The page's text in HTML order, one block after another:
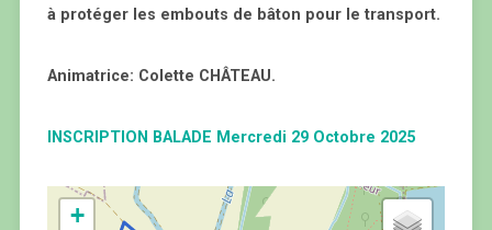
à protéger les embouts de bâton pour le transport.
Animatrice: Colette CHÂTEAU.
INSCRIPTION BALADE Mercredi 29 Octobre 2025
+